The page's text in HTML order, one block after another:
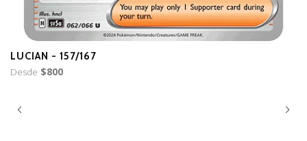
LUCIAN - 157/167
Desde $800